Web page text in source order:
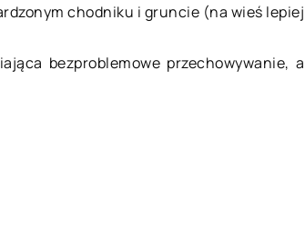
chodniku i gruncie (na wieś lepiej
bezproblemowe przechowywanie, a
nie są […]